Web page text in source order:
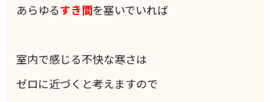
あらゆるすき間を塞いでいれば
室内で感じる不快な寒さは
ゼロに近づくと考えますので